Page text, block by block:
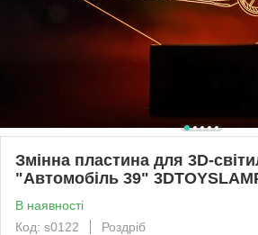
Змінна пластина для 3D-
"Автомобіль 39"
В наявності
Код: s0122
Роздріб